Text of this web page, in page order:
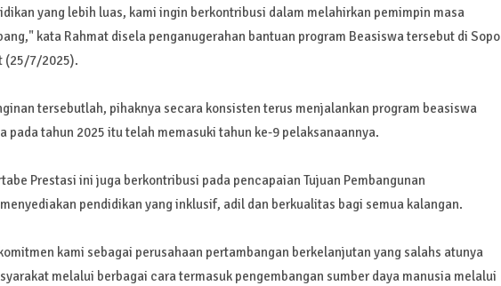
yang lebih luas, kami ingin berkontribusi dalam melahirkan pemimpin masa
kata Rahmat disela penganugerahan bantuan program Beasiswa tersebut di Sopo
(25/7/2025).
tersebutlah, pihaknya secara konsisten terus menjalankan program beasiswa
pada tahun 2025 itu telah memasuki tahun ke-9 pelaksanaannya.
Prestasi ini juga berkontribusi pada pencapaian Tujuan Pembangunan
pendidikan yang inklusif, adil dan berkualitas bagi semua kalangan.
kami sebagai perusahaan pertambangan berkelanjutan yang salahs atunya
melalui berbagai cara termasuk pengembangan sumber daya manusia melalui